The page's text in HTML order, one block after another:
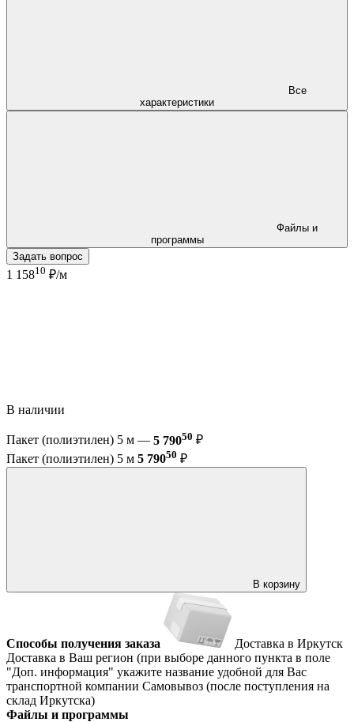
характеристики
программы
Задать вопрос
1 15810 ₽/м
В наличии
Пакет (полиэтилен) 5 м — 5 79050 ₽
Пакет (полиэтилен) 5 м 5 79050 ₽
В корзину
Способы получения заказа
Доставка в Иркутск
Доставка в Ваш регион (при выборе данного пункта в поле
"Доп. информация" укажите название удобной для Вас
транспортной компании Самовывоз (после поступления на
склад Иркутска)
Файлы и программы